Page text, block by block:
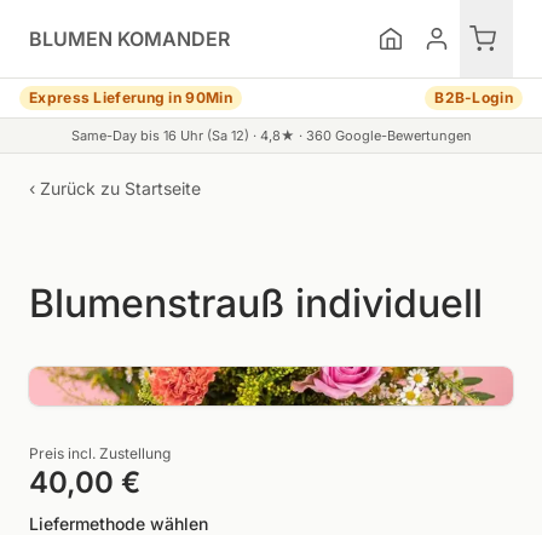
BLUMEN KOMANDER
Express Lieferung in 90Min B2B-Login
Same-Day bis 16 Uhr (Sa 12) · 4,8★ · 360Google-Bewertungen
‹ Zurück zu Startseite
Blumenstrauß individuell
Preis incl. Zustellung
40,00 €
Liefermethode wählen